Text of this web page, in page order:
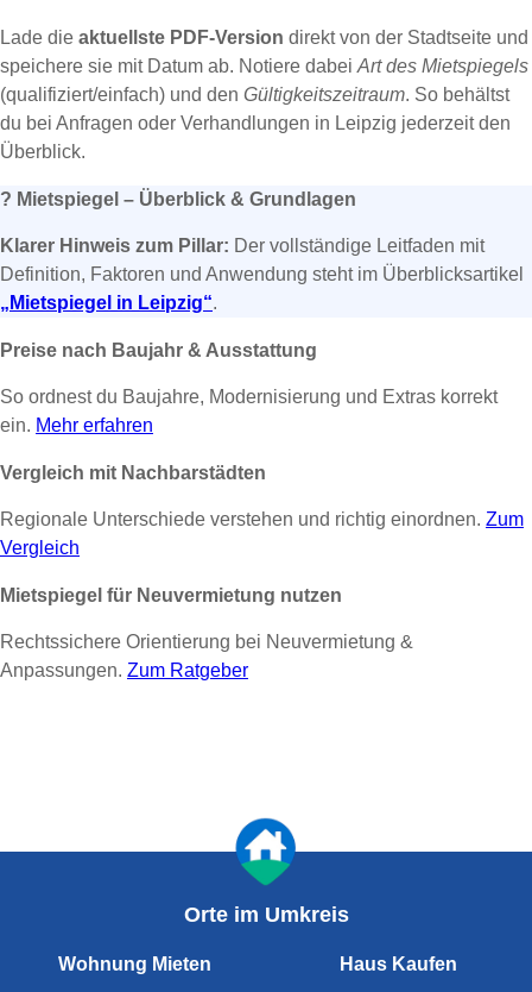
Lade die aktuellste PDF-Version direkt von der Stadtseite und
speichere sie mit Datum ab. Notiere dabei Art des Mietspiegels
(qualifiziert/einfach) und den Gültigkeitszeitraum. So behältst
du bei Anfragen oder Verhandlungen in Leipzig jederzeit den
Überblick.
? Mietspiegel – Überblick & Grundlagen
Klarer Hinweis zum Pillar: Der vollständige Leitfaden mit
Definition, Faktoren und Anwendung steht im Überblicksartikel
„Mietspiegel in Leipzig“.
Preise nach Baujahr & Ausstattung
So ordnest du Baujahre, Modernisierung und Extras korrekt
ein. Mehr erfahren
Vergleich mit Nachbarstädten
Regionale Unterschiede verstehen und richtig einordnen. Zum
Vergleich
Mietspiegel für Neuvermietung nutzen
Rechtssichere Orientierung bei Neuvermietung &
Anpassungen. Zum Ratgeber
Orte im Umkreis
Wohnung Mieten Haus Kaufen